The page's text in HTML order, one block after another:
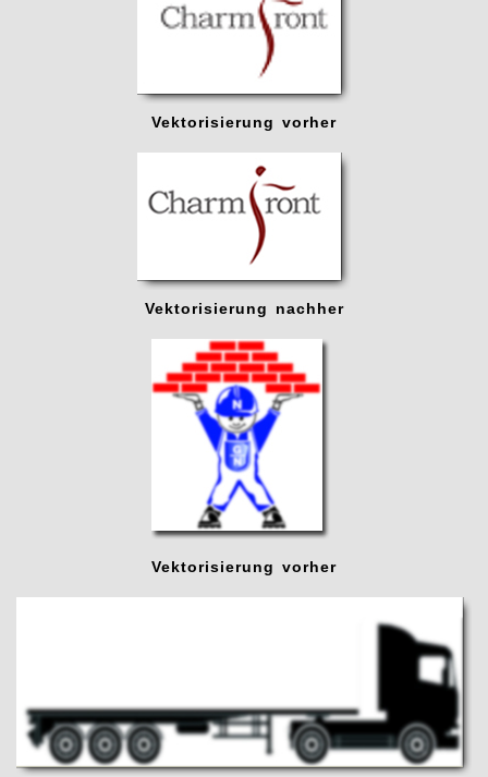
Vektorisierung vorher
Vektorisierung nachher
Vektorisierung vorher